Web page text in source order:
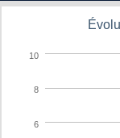
6
8
10